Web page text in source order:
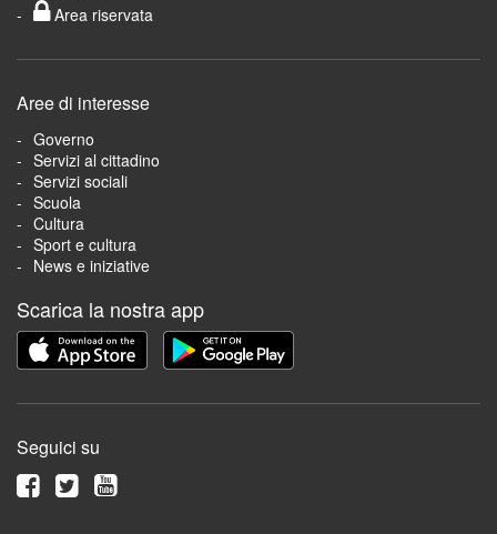
Area riservata
Aree di interesse
Governo
Servizi al cittadino
Servizi sociali
Scuola
Cultura
Sport e cultura
News e iniziative
Scarica la nostra app
Seguici su